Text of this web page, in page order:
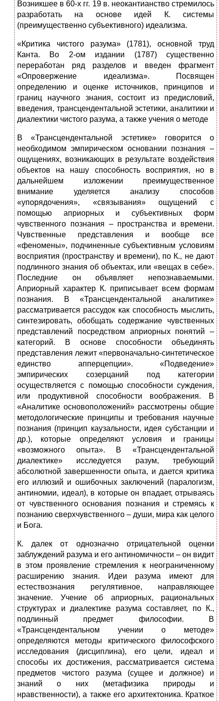
Возникшее в 60-х гг. 19 в. неокантианство стремилось
разработать на основе идей К. системы
(преимущественно субъективного) идеализма.
«Критика чистого разума» (1781), основной труд
Канта. Во 2-ом издании (1787) существенно
переработан ряд разделов и введен фрагмент
«Опровержение идеализма». Посвящен
определению и оценке источников, принципов и
границ научного знания, состоит из предисловий,
введения, трансцендентальной эстетики, аналитики и
диалектики чистого разума, а также учения о методе
В «Трансцендентальной эстетике» говорится о
необходимом эмпирическом основании познания –
ощущениях, возникающих в результате воздействия
объектов на нашу способность восприятия, но в
дальнейшем изложении преимущественное
внимание уделяется анализу способов
«упорядочения», «связывания» ощущений с
помощью априорных и субъективных форм
чувственного познания – пространства и времени.
Чувственные представления и вообще все
«феномены», подчиненные субъективным условиям
восприятия (пространству и времени), по К., не дают
подлинного знания об объектах, или «вещах в себе».
Последние он объявляет непознаваемыми.
Априорный характер К. приписывает всем формам
познания. В «Трансцендентальной аналитике»
рассматривается рассудок как способность мыслить,
синтезировать, обобщать содержание чувственных
представлений посредством априорных понятий –
категорий. В основе способности объединять
представления лежит «первоначально-синтетическое
единство апперцепции». «Подведение»
эмпирических созерцаний под категории
осуществляется с помощью способности суждения,
или продуктивной способности воображения. В
«Аналитике основоположений» рассмотрены общие
методологические принципы и требования научные
познания (принцип каузальности, идея субстанции и
др.), которые определяют условия и границы
«возможного опыта». В «Трансцендентальной
диалектике» исследуется разум, требующий
абсолютной завершенности опыта, и дается критика
его иллюзий и ошибочных заключений (паралогизм,
антиномии, идеал), в которые он впадает, отрываясь
от чувственного основания познания и стремясь к
познанию сверхчувственного – души, мира как целого
и Бога.
К. далек от однозначно отрицательной оценки
заблуждений разума и его антиномичности – он видит
в этом проявление стремления к неограниченному
расширению знания. Идеи разума имеют для
естествознания регулятивное, направляющее
значение. Учение об априорных, рациональных
структурах и диалектике разума составляет, по К.,
подлинный предмет философии. В
«Трансцендентальном учении о методе»
определяются методы критического философского
исследования (дисциплина), его цели, идеал и
способы их достижения, рассматривается система
предметов чистого разума (сущее и должное) и
знаний о них (метафизика природы и
нравственности), а также его архитектоника. Краткое